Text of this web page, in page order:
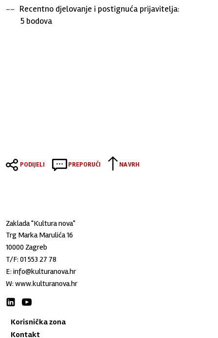
Recentno djelovanje i postignuća prijavitelja:
5 bodova
PODIJELI PREPORUČI NA VRH
Zaklada "Kultura nova"
Trg Marka Marulića 16
10000 Zagreb
T/F:01 553 27 78
E:info@kulturanova.hr
W:www.kulturanova.hr
Korisnička zona
Kontakt